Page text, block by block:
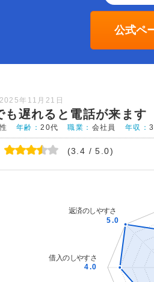
公式ペ
年11月21日
も遅れると電話が来ます
年齢：20代 職業： 会社員 年収：
(3.4 / 5.0)